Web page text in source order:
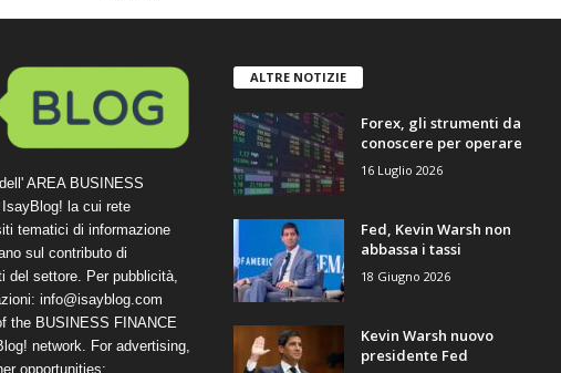
AREA BUSINESS
la cui rete
tematici di informazione
sul contributo di
del settore. Per pubblicità,
info@isayblog.com
the BUSINESS FINANCE
network. For advertising,
opportunities:
ALTRE NOTIZIE
Forex, gli strumenti da
conoscere per operare
16 Luglio 2026
Fed, Kevin Warsh non
abbassa i tassi
18 Giugno 2026
Kevin Warsh nuovo
presidente Fed